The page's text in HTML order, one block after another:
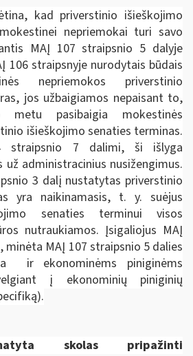
kad priverstinio išieškojimo
nepriemokai turi savo
MAĮ 107 straipsnio 5 dalyje
106 straipsnyje nurodytais būdais
nepriemokos priverstinio
jos užbaigiamos nepaisant to,
pasibaigia mokestinės
išieškojimo senaties terminas.
straipsnio 7 dalimi, ši išlyga
administracinius nusižengimus.
3 dalį nustatytas priverstinio
yra naikinamasis, t. y. suėjus
senaties terminui visos
nutraukiamos. Įsigaliojus MAĮ
MAĮ 107 straipsnio 5 dalies
ir ekonominėms piniginėms
į ekonominių piniginių
skolas pripažinti